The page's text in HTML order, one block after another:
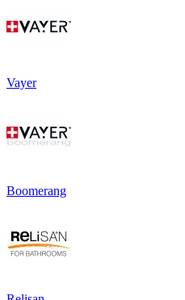
Vayer
Boomerang